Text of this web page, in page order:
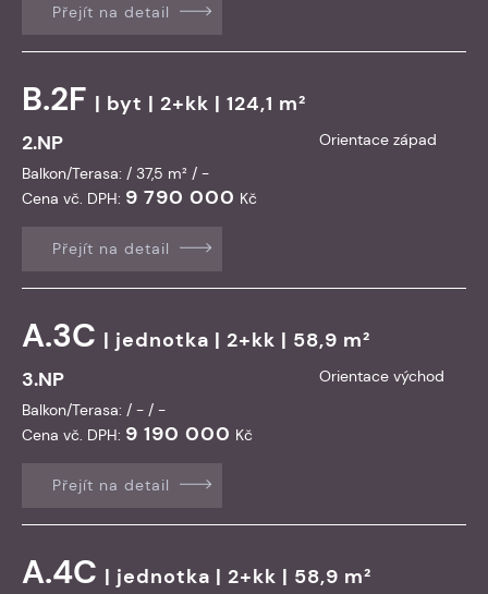
Přejít na detail
B.2F | byt | 2+kk | 124,1 m²
2.NP
Orientace západ
Balkon/Terasa: / 37,5 m² / -
Cena vč. DPH: 9 790 000 Kč
Přejít na detail
A.3C | jednotka | 2+kk | 58,9 m²
3.NP
Orientace východ
Balkon/Terasa: / - / -
Cena vč. DPH: 9 190 000 Kč
Přejít na detail
A.4C | jednotka | 2+kk | 58,9 m²